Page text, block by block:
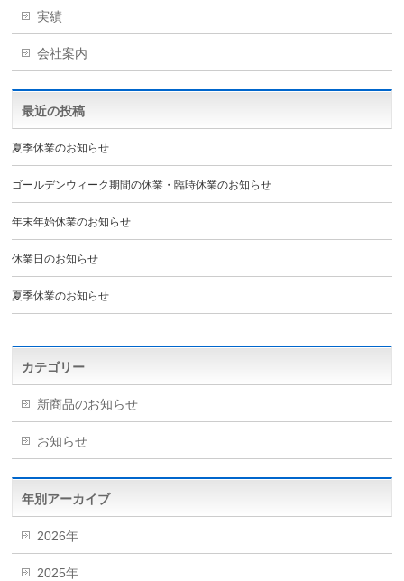
実績
会社案内
最近の投稿
夏季休業のお知らせ
ゴールデンウィーク期間の休業・臨時休業のお知らせ
年末年始休業のお知らせ
休業日のお知らせ
夏季休業のお知らせ
カテゴリー
新商品のお知らせ
お知らせ
年別アーカイブ
2026年
2025年